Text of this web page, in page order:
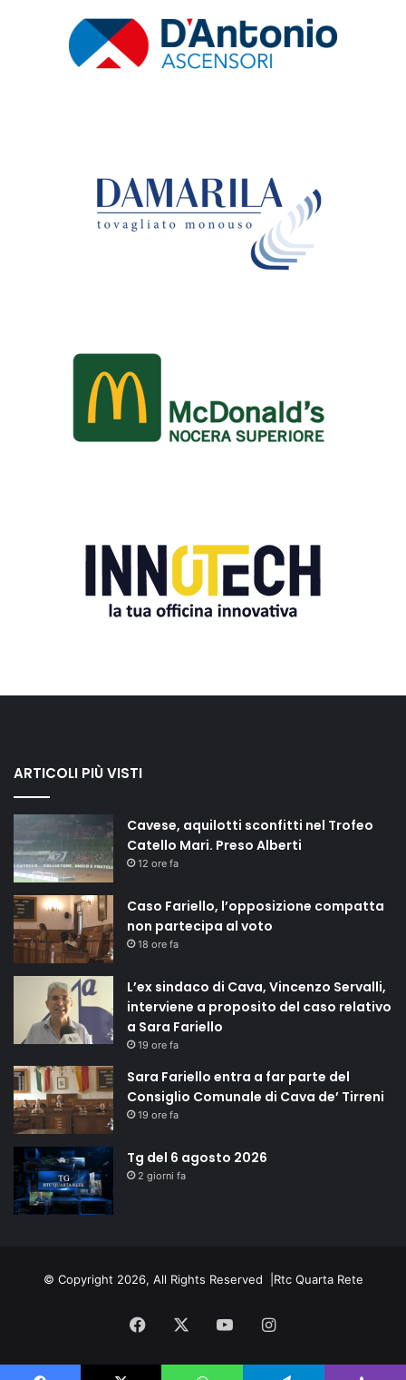
ARTICOLI PIÙ VISTI
Cavese, aquilotti sconfitti nel Trofeo
Catello Mari. Preso Alberti
12 ore fa
Caso Fariello, l’opposizione compatta
non partecipa al voto
18 ore fa
L’ex sindaco di Cava, Vincenzo Servalli,
interviene a proposito del caso relativo
a Sara Fariello
19 ore fa
Sara Fariello entra a far parte del
Consiglio Comunale di Cava de’ Tirreni
19 ore fa
Tg del 6 agosto 2026
2 giorni fa
© Copyright 2026, All Rights Reserved | Rtc Quarta Rete
Facebook You
Tube
Instagram